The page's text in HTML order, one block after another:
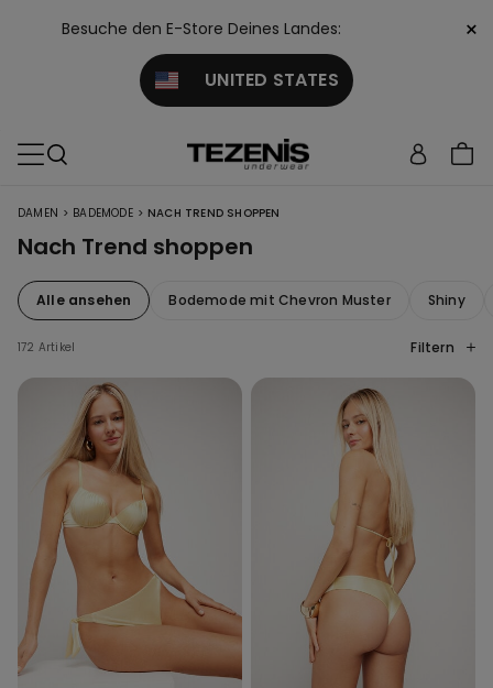
Besuche den E-Store Deines Landes:
UNITED STATES
×
DAMEN > BADEMODE > NACH TREND SHOPPEN
Nach Trend shoppen
Alle ansehen Bodemode mit Chevron Muster Shiny
172 Artikel Filtern